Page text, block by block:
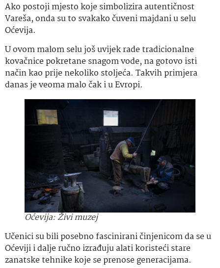
Ako postoji mjesto koje simbolizira autentičnost
Vareša, onda su to svakako čuveni majdani u selu
Oćevija.
U ovom malom selu još uvijek rade tradicionalne
kovačnice pokretane snagom vode, na gotovo isti
način kao prije nekoliko stoljeća. Takvih primjera
danas je veoma malo čak i u Evropi.
Oćevija: Živi muzej
Učenici su bili posebno fascinirani činjenicom da se u
Oćeviji i dalje ručno izrađuju alati koristeći stare
zanatske tehnike koje se prenose generacijama.